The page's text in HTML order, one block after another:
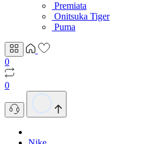
Premiata
Onitsuka Tiger
Puma
0
0